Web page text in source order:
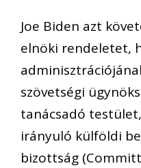
Joe Biden azt
elnöki rendeletet,
szövetségi
tanácsadó
irányuló külföldi
bizottság